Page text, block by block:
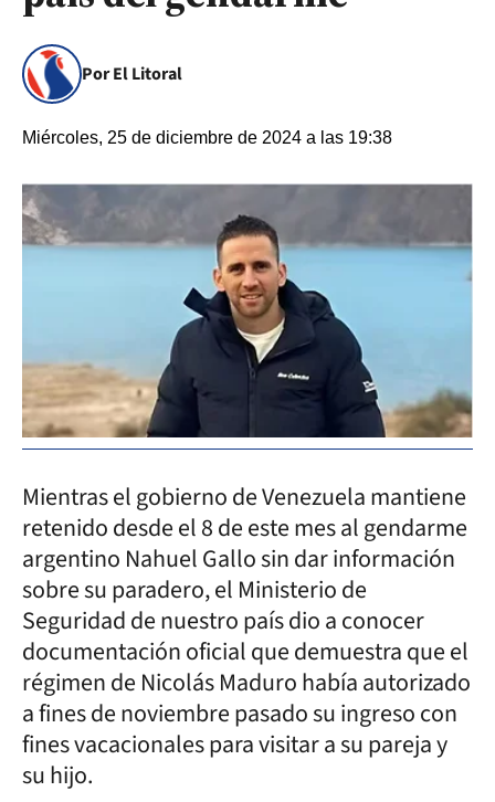
Por El Litoral
Miércoles, 25 de diciembre de 2024 a las 19:38
Mientras el gobierno de Venezuela mantiene
retenido desde el 8 de este mes al gendarme
argentino Nahuel Gallo sin dar información
sobre su paradero, el Ministerio de
Seguridad de nuestro país dio a conocer
documentación oficial que demuestra que el
régimen de Nicolás Maduro había autorizado
a fines de noviembre pasado su ingreso con
fines vacacionales para visitar a su pareja y
su hijo.